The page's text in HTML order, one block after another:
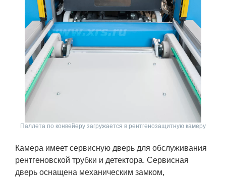
Паллета по конвейеру загружается в рентгенозащитную камеру
Камера имеет сервисную дверь для обслуживания
рентгеновской трубки и детектора. Сервисная
дверь оснащена механическим замком,